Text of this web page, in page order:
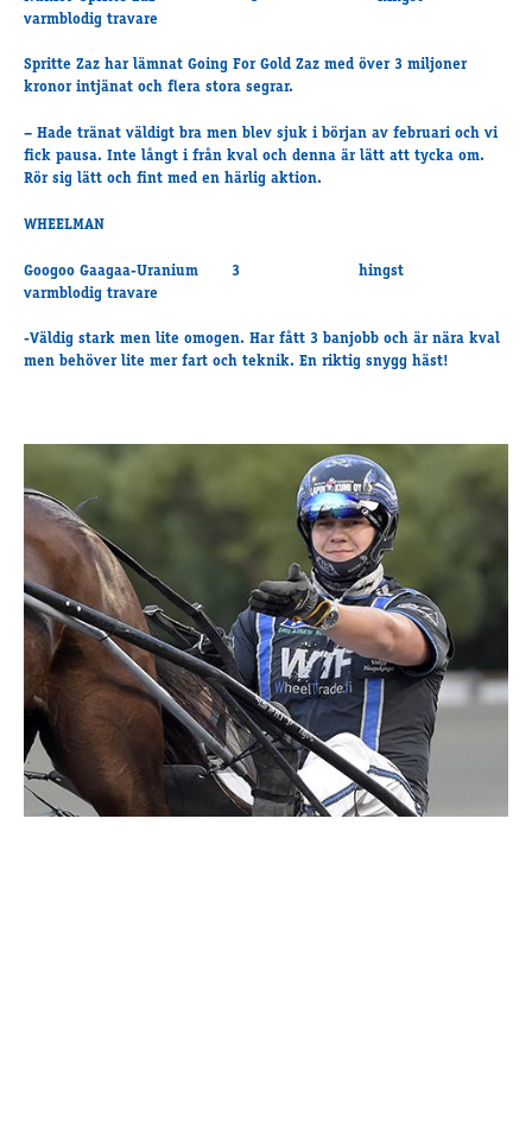
varmblodig travare
Spritte Zaz har lämnat Going For Gold Zaz med över 3 miljoner
kronor intjänat och flera stora segrar.
– Hade tränat väldigt bra men blev sjuk i början av februari och vi
fick pausa. Inte långt i från kval och denna är lätt att tycka om.
Rör sig lätt och fint med en härlig aktion.
WHEELMAN
Googoo Gaagaa-Uranium 3 hingst
varmblodig travare
-Väldig stark men lite omogen. Har fått 3 banjobb och är nära kval
men behöver lite mer fart och teknik. En riktig snygg häst!